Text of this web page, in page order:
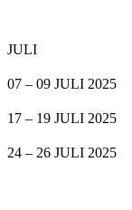
JULI
07 – 09 JULI 2025
17 – 19 JULI 2025
24 – 26 JULI 2025